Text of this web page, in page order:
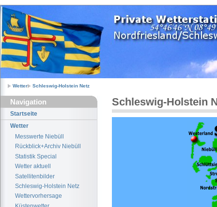
Wetter Schleswig-Holstein Netz
Navigation
Startseite
Wetter
Messwerte Niebüll
Rückblick+Archiv Niebüll
Statistik Special
Wetter aktuell
Satellitenbilder
Schleswig-Holstein Netz
Wettervorhersage
Schleswig-Holstein